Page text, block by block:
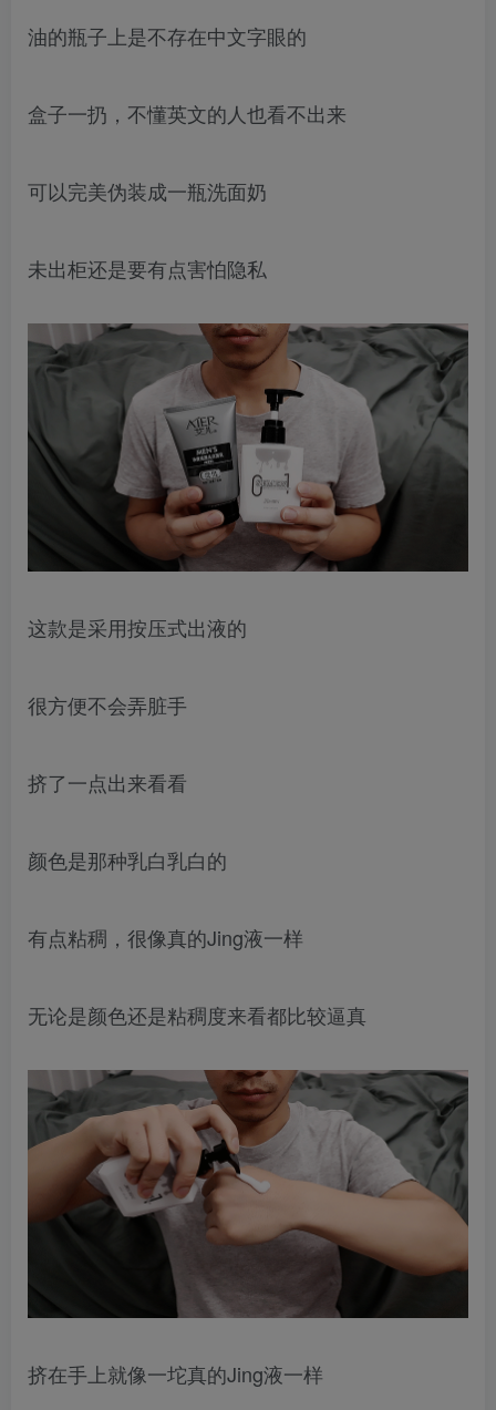
油的瓶子上是不存在中文字眼的
盒子一扔，不懂英文的人也看不出来
可以完美伪装成一瓶洗面奶
未出柜还是要有点害怕隐私
这款是采用按压式出液的
很方便不会弄脏手
挤了一点出来看看
颜色是那种乳白乳白的
有点粘稠，很像真的Jing液一样
无论是颜色还是粘稠度来看都比较逼真
挤在手上就像一坨真的Jing液一样